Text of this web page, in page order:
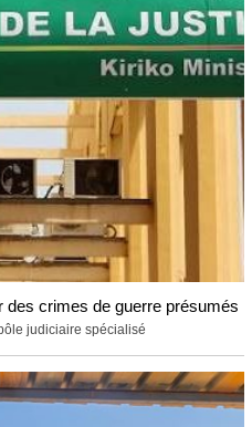
des crimes de guerre présumés
judiciaire spécialisé